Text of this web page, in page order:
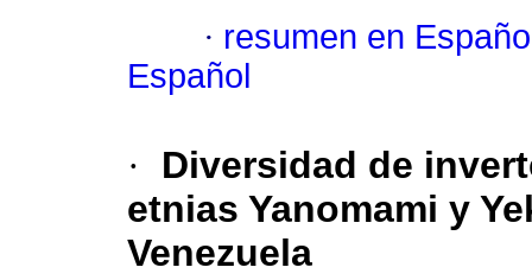
· resumen en
Español
·
Diversidad de
etnias Yanomami y
Venezuela